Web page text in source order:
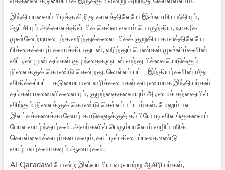
இந்தியாவைப் பிடித்த சிறிது காலத்திலேயே இஸ்லாமிய நீதியும்,
ஆட்சியும் அக்காலத்தில் மிக செல்வ வளம் பொருந்திய, நாகரீக
முன்னேற்றமடைந்த ஹிந்துக்களை மிகக் குறுகிய காலத்திலேயே
பிச்சைக்காரர் களாக்கியதுடன், ஹிந்துப் பெண்கள் முஸ்லிம்களின்
வீட்டின் முன் தங்கள் குழந்தைகளுடன் வந்து பிச்சையெடுக்கும்
நிலைக்குக் கொண்டு சென்றது. வெல்லப் பட்ட இந்தியர்களின் மீது
விதிக்கப்பட்ட கடுமையான வரிச்சுமைகள் காரணமாக இந்தியர்கள்
தங்கள் மனைவிகளையும், குழந்தைகளையும் அடிமைச் சந்தையில்
விற்கும் நிலைக்குக் கொண்டு செல்லப்பட்டார்கள். மேலும் பல
இலட்சக்கணக்கானோர் காடுகளுக்குத் தப்பியோடி விலங்குகளைப்
போல வாழ்ந்தார்கள். அவர்களில் பெரும்பாலோர் வழிப்பறிக்
கொள்ளைக்காரர்களாகவும், காட்டில் கிடைப்பதை உண்டு
வாழ்பவர்களாகவும் ஆனார்கள்.
Al-Qaradawi போன்ற இஸ்லாமிய வரலாற்று ஆசிரியர்கள்,